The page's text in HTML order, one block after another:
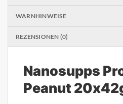
WARNHINWEISE
REZENSIONEN (0)
Nanosupps
Peanut